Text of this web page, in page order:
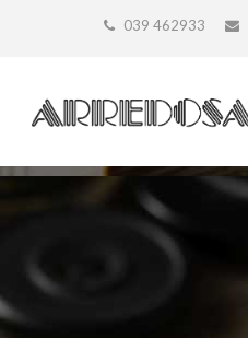
039 462933